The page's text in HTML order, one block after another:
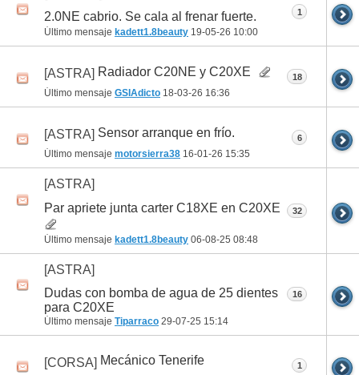
2.0NE cabrio. Se cala al frenar fuerte.
Último mensaje kadett1.8beauty 19-05-26 10:00
1
[ASTRA] Radiador C20NE y C20XE
Último mensaje GSIAdicto 18-03-26 16:36
18
[ASTRA] Sensor arranque en frío.
Último mensaje motorsierra38 16-01-26 15:35
6
[ASTRA]
Par apriete junta carter C18XE en C20XE
Último mensaje kadett1.8beauty 06-08-25 08:48
32
[ASTRA]
Dudas con bomba de agua de 25 dientes
para C20XE
Último mensaje Tiparraco 29-07-25 15:14
16
[CORSA] Mecánico Tenerife 1